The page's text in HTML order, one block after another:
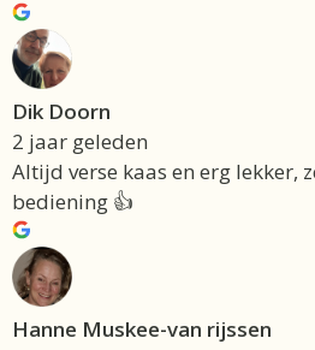
Dik Doorn
2 jaar geleden
Altijd verse kaas en erg lekker,
bediening 👍
Hanne Muskee-van rijssen